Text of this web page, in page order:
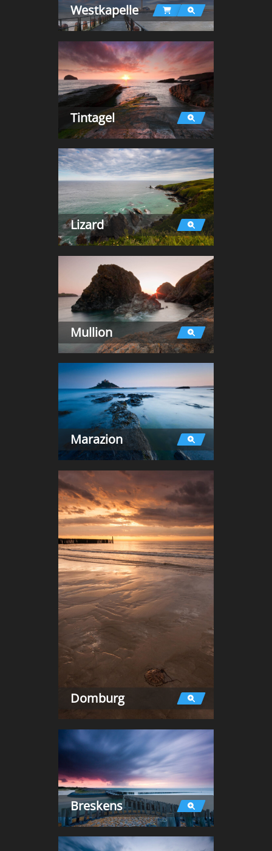
Westkapelle
Tintagel
Lizard
Mullion
Marazion
Domburg
Breskens